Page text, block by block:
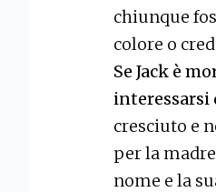
chiunque
colore o
Se Jack è
interessarsi
cresciuto e
per la
nome e la